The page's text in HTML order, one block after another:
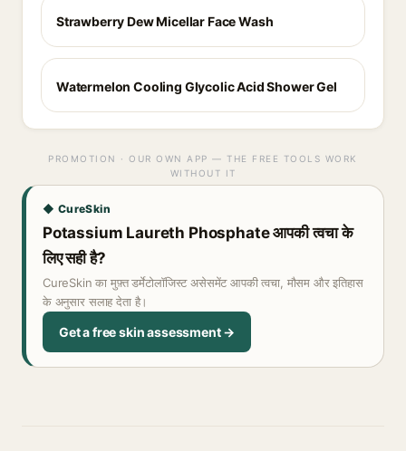
Strawberry Dew Micellar Face Wash
Watermelon Cooling Glycolic Acid Shower Gel
PROMOTION · OUR OWN APP — THE FREE TOOLS WORK
WITHOUT IT
◆ CureSkin
Potassium Laureth Phosphate आपकी त्वचा के
लिए सही है?
CureSkin का मुफ़्त डर्मेटोलॉजिस्ट असेसमेंट आपकी त्वचा, मौसम और इतिहास
के अनुसार सलाह देता है।
Get a free skin assessment →